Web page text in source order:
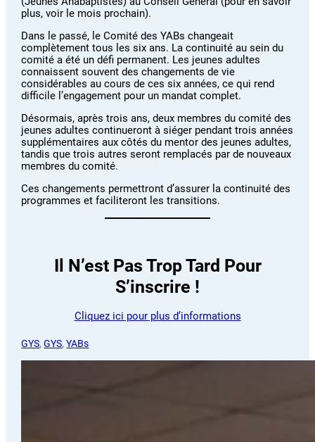
plus, voir le mois prochain).
Dans le passé, le Comité des YABs changeait
complètement tous les six ans. La continuité au sein du
comité a été un défi permanent. Les jeunes adultes
connaissent souvent des changements de vie
considérables au cours de ces six années, ce qui rend
difficile l’engagement pour un mandat complet.
Désormais, après trois ans, deux membres du comité des
jeunes adultes continueront à siéger pendant trois années
supplémentaires aux côtés du mentor des jeunes adultes,
tandis que trois autres seront remplacés par de nouveaux
membres du comité.
Ces changements permettront d’assurer la continuité des
programmes et faciliteront les transitions.
Il N’est Pas Trop Tard Pour
S’inscrire !
Cliquez ici pour plus d’informations
GYS, GYS, YABs